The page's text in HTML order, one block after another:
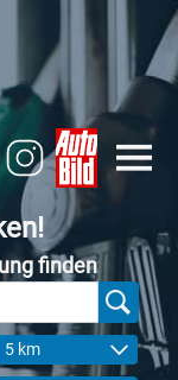
finden
5 km